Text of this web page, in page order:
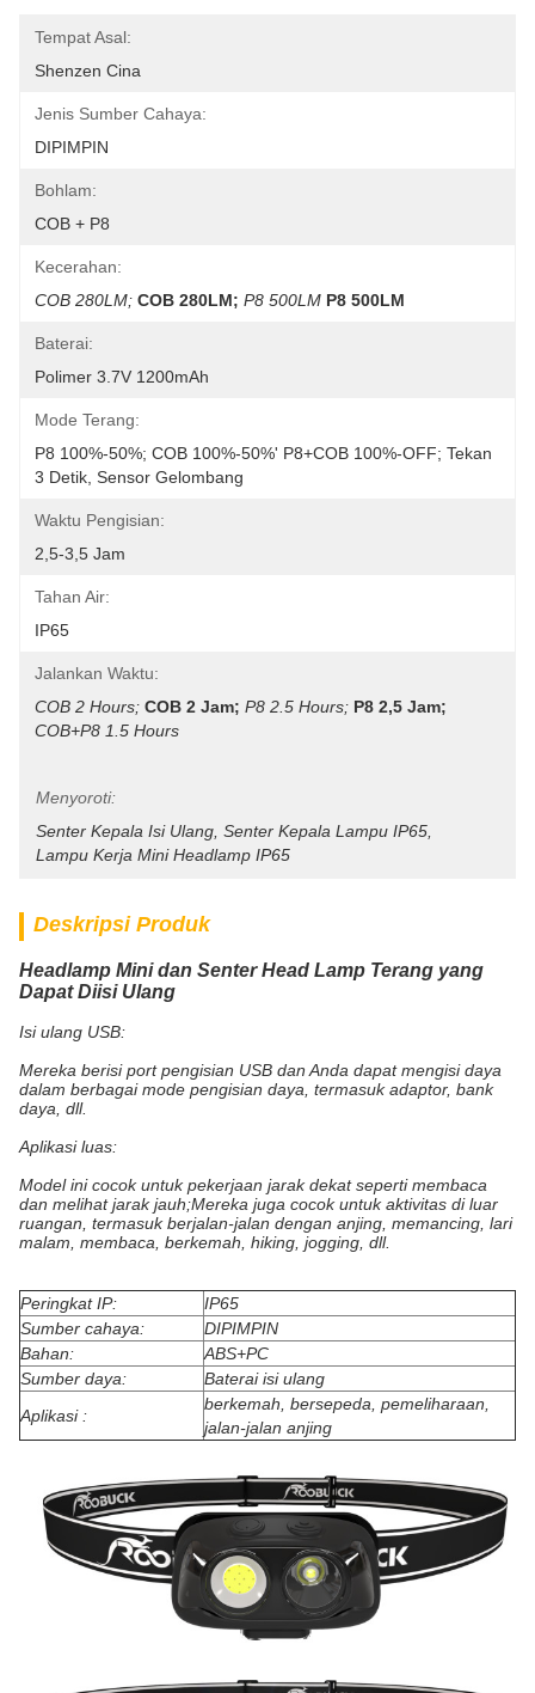
Tempat Asal:
Shenzen Cina
Jenis Sumber Cahaya:
DIPIMPIN
Bohlam:
COB + P8
Kecerahan:
COB 280LM; COB 280LM; P8 500LM P8 500LM
Baterai:
Polimer 3.7V 1200mAh
Mode Terang:
P8 100%-50%; COB 100%-50%' P8+COB 100%-OFF; Tekan
3 Detik, Sensor Gelombang
Waktu Pengisian:
2,5-3,5 Jam
Tahan Air:
IP65
Jalankan Waktu:
COB 2 Hours; COB 2 Jam; P8 2.5 Hours; P8 2,5 Jam;
COB+P8 1.5 Hours
Menyoroti:
Senter Kepala Isi Ulang Senter Kepala Lampu IP65
Lampu Kerja Mini Headlamp IP65
Deskripsi Produk
Headlamp Mini dan Senter Head Lamp Terang yang
Dapat Diisi Ulang
Isi ulang USB:
Mereka berisi port pengisian USB dan Anda dapat mengisi daya
dalam berbagai mode pengisian daya, termasuk adaptor, bank
daya, dll.
Aplikasi luas:
Model ini cocok untuk pekerjaan jarak dekat seperti membaca
dan melihat jarak jauh;Mereka juga cocok untuk aktivitas di luar
ruangan, termasuk berjalan-jalan dengan anjing, memancing, lari
malam, membaca, berkemah, hiking, jogging, dll.
Peringkat IP:
IP65
Sumber cahaya:
DIPIMPIN
Bahan:
ABS+PC
Sumber daya:
Baterai isi ulang
Aplikasi :
berkemah, bersepeda, pemeliharaan,
jalan-jalan anjing